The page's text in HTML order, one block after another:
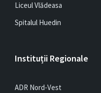
Liceul Vlădeasa
Spitalul Huedin
Instituții Regionale
ADR Nord-Vest